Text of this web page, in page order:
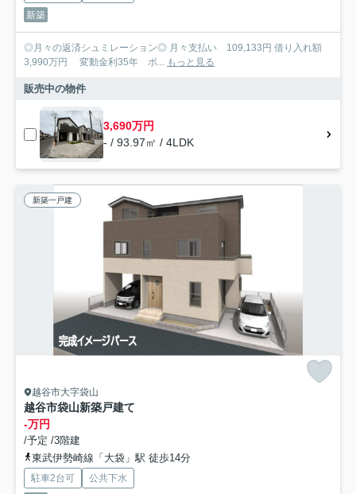
新築
◎月々の返済シュミレーション◎ 月々支払い 109,133円 借り入れ額
3,990万円 変動金利35年 ボ... もっと見る
販売中の物件
3,690万円
- / 93.97㎡ / 4LDK
新築一戸建
越谷市大字袋山
越谷市袋山新築戸建て
-万円
/予定 /3階建
東武伊勢崎線「大袋」駅 徒歩14分
駐車2台可
公共下水